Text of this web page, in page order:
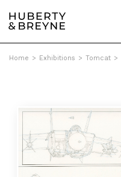
Home > Exhibitions > Tomcat >